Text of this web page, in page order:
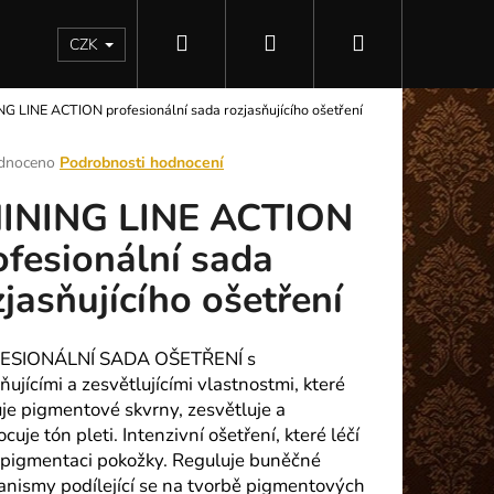
KontaktyCZK Přihlášení
košík
LINE ACTION profesionální sada rozjasňujícího ošetření
Podrobnosti hodnocení
LINE ACTION
sada
ošetření
SADA OŠETŘENÍ s
a zesvětlujícími vlastnostmi, které
pigmentové skvrny, zesvětluje a
tón pleti. Intenzivní ošetření, které léčí
pokožky. Reguluje buněčné
podílející se na tvorbě pigmentových
Následující